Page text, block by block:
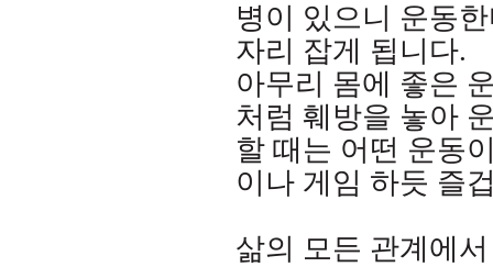
병이 있으니 운동
자리 잡게 됩니다.
아무리 몸에 좋은
처럼 훼방을 놓아
할 때는 어떤 운동
이나 게임 하듯 즐
삶의 모든 관계에